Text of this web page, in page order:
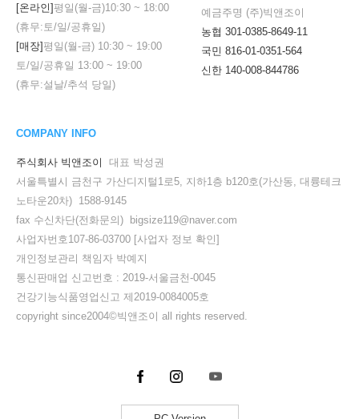
[온라인]평일(월-금)10:30 ~ 18:00
(휴무:토/일/공휴일)
[매장]평일(월-금) 10:30 ~ 19:00
토/일/공휴일 13:00 ~ 19:00
(휴무:설날/추석 당일)
예금주명 (주)빅앤조이
농협 301-0385-8649-11
국민 816-01-0351-564
신한 140-008-844786
COMPANY INFO
주식회사 빅앤조이
대표 박성권
서울특별시 금천구 가산디지털1로5, 지하1층 b120호(가산동, 대륭테크
노타운20차) 1588-9145
fax 수신차단(전화문의) bigsize119@naver.com
사업자번호107-86-03700 [사업자 정보 확인]
개인정보관리 책임자 박예지
통신판매업 신고번호 : 2019-서울금천-0045
건강기능식품영업신고 제2019-0084005호
copyright since2004©빅앤조이 all rights reserved.